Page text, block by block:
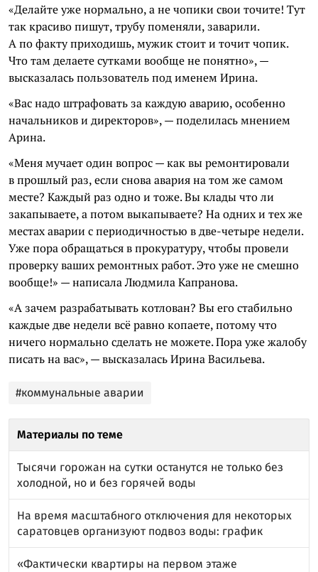
«Делайте уже нормально, а не чопики свои точите! Тут
так красиво пишут, трубу поменяли, заварили.
А по факту приходишь, мужик стоит и точит чопик.
Что там делаете сутками вообще не понятно», —
высказалась пользователь под именем Ирина.
«Вас надо штрафовать за каждую аварию, особенно
начальников и директоров», — поделилась мнением
Арина.
«Меня мучает один вопрос — как вы ремонтировали
в прошлый раз, если снова авария на том же самом
месте? Каждый раз одно и тоже. Вы клады что ли
закапываете, а потом выкапываете? На одних и тех же
местах аварии с периодичностью в две-четыре недели.
Уже пора обращаться в прокуратуру, чтобы провели
проверку ваших ремонтных работ. Это уже не смешно
вообще!» — написала Людмила Капранова.
«А зачем разрабатывать котлован? Вы его стабильно
каждые две недели всё равно копаете, потому что
ничего нормально сделать не можете. Пора уже жалобу
писать на вас», — высказалась Ирина Васильева.
#коммунальные аварии
Материалы по теме
Тысячи горожан на сутки останутся не только без
холодной, но и без горячей воды
На время масштабного отключения для некоторых
саратовцев организуют подвоз воды: график
«Фактически квартиры на первом этаже